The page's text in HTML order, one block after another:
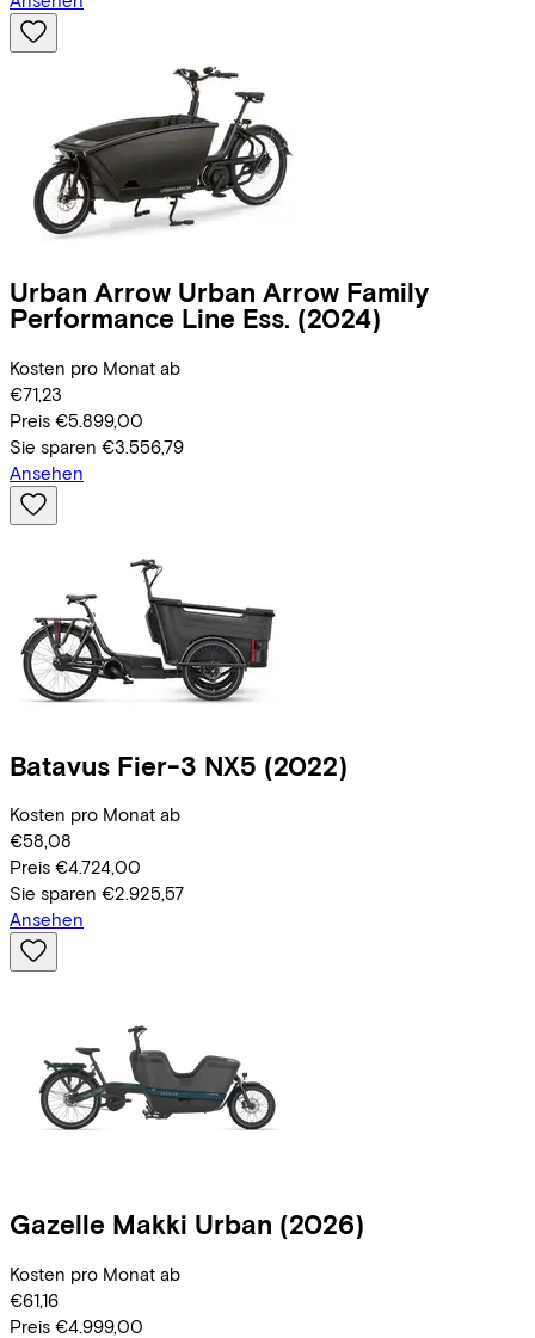
Urban Arrow Urban Arrow Family
Performance Line Ess. (2024)
Kosten pro Monat ab
€71,23
Preis €5.899,00
Sie sparen €3.556,79
Ansehen
Batavus Fier-3 NX5 (2022)
Kosten pro Monat ab
€58,08
Preis €4.724,00
Sie sparen €2.925,57
Ansehen
Gazelle Makki Urban (2026)
Kosten pro Monat ab
€61,16
Preis €4.999,00